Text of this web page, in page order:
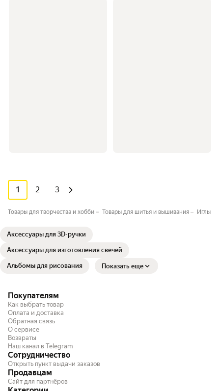
1 2 3
Товары для творчества и хобби Товары для шитья и вышивания Иглы
Аксессуары для 3D-ручки
Аксессуары для изготовления свечей
Альбомы для рисования Показать еще
Покупателям
Как выбрать товар
Оплата и доставка
Обратная связь
О сервисе
Возвраты
Наш канал в Telegram
Сотрудничество
Открыть пункт выдачи заказов
Продавцам
Сайт для партнёров